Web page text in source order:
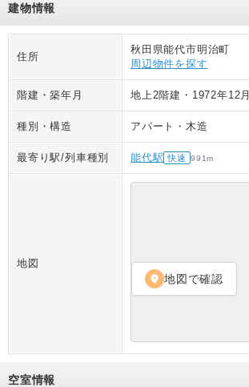
建物情報
住所
秋田県能代市明治町
周辺物件を探す
階建・築年月 地上2階建 ・ 1972年12月
種別・構造 アパート ・ 木造
最寄り駅/列車種別 能代駅 快速 991m
地図
location_on 地図で確認
空室情報